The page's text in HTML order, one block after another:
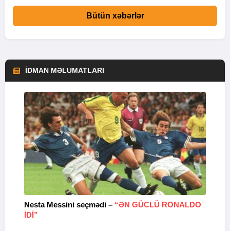
Bütün xəbərlər
İDMAN MƏLUMATLARI
Nesta Messini seçmədi – “ƏN GÜCLÜ RONALDO
IDI”